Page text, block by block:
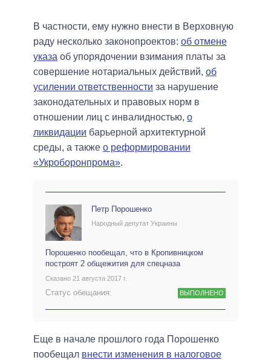
В частности, ему нужно внести в Верховную
раду несколько законопроектов: об отмене
указа об упорядочении взимания платы за
совершение нотариальных действий, об
усилении ответственности за нарушение
законодательных и правовых норм в
отношении лиц с инвалидностью, о
ликвидации барьерной архитектурной
среды, а также о реформировании
«Укроборонпрома».
Петр Порошенко
Народный депутат Украины
Порошенко пообещал, что в Кропивницком
построят 2 общежития для спецназа
Сказано 21 августа 2017 г.
Статус обещания: ВЫПОЛНЕНО
Еще в начале прошлого года Порошенко
пообещал внести изменения в налоговое